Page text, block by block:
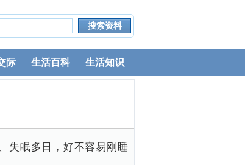
际 生活百科 生活知识
失眠多日，好不容易刚睡